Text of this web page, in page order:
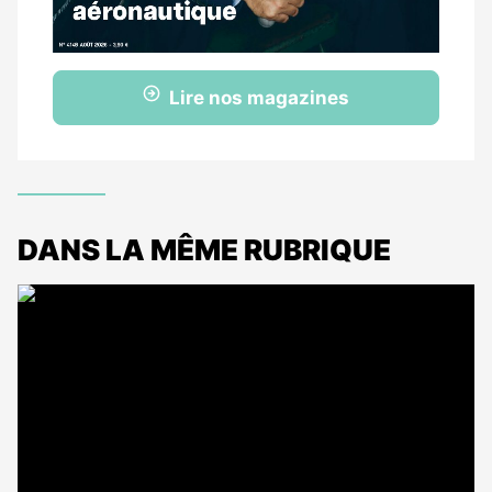
Lire nos magazines
DANS LA MÊME RUBRIQUE